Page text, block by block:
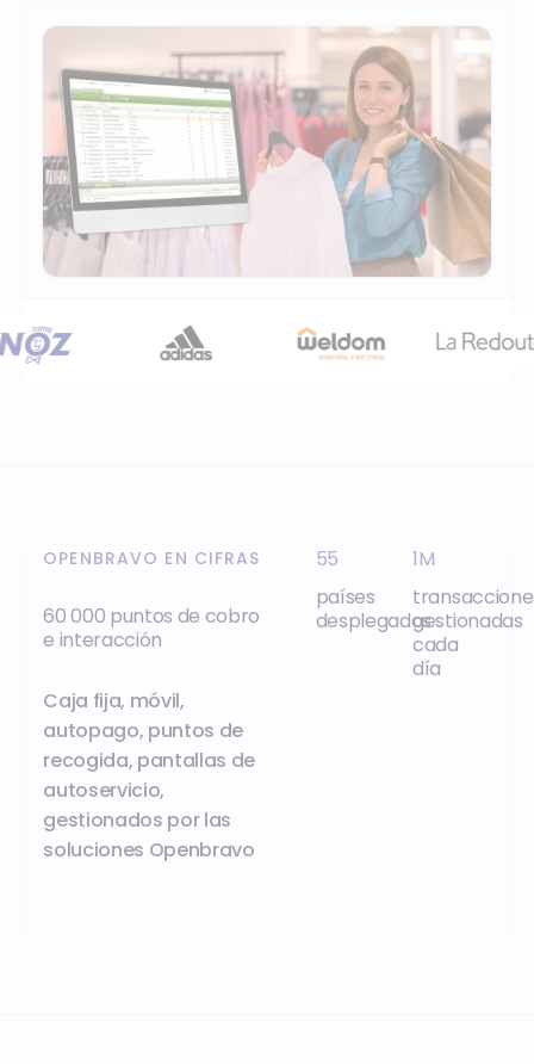
OPENBRAVO EN CIFRAS
60 000 puntos de cobro
e interacción
Caja fija, móvil,
autopago, puntos de
recogida, pantallas de
autoservicio,
gestionados por las
soluciones Openbravo
55
países
desplegados
1M
gestionadas
cada
día